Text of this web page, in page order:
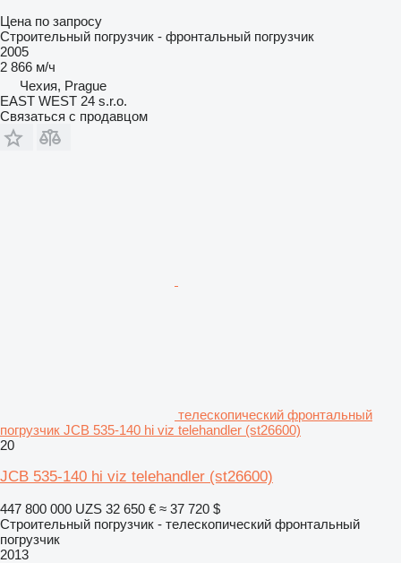
Цена по запросу
Строительный погрузчик - фронтальный погрузчик
2005
2 866 м/ч
Чехия, Prague
EAST WEST 24 s.r.o.
Связаться с продавцом
телескопический фронтальный
погрузчик JCB 535-140 hi viz telehandler (st26600)
20
JCB 535-140 hi viz telehandler (st26600)
447 800 000 UZS 32 650 € ≈ 37 720 $
Строительный погрузчик - телескопический фронтальный
погрузчик
2013